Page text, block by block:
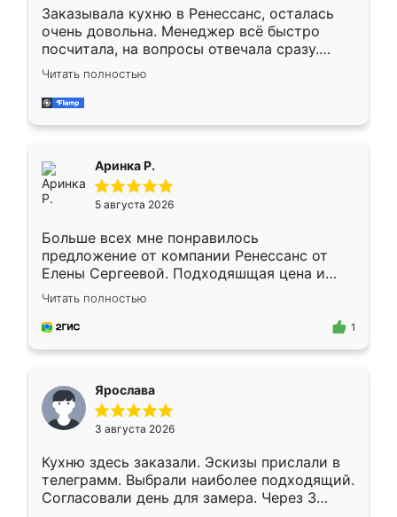
Заказывала кухню в Ренессанс, осталась
очень довольна. Менеджер всё быстро
посчитала, на вопросы отвечала сразу.
Замерщик приехал в субботу, подошёл к
делу со всей ответственностью. Собрали
за день, ребята работали аккуратно, даже
Читать полностью
Аринка Р.
5 августа 2026
Больше всех мне понравилось
предложение от компании Ренессанс от
Елены Сергеевой. Подходяшщая цена и
короткие сроки изготовления. Приехавший
для замера сотрудник Владислав
предложил по моему эскизу самый
Читать полностью
1
Ярослава
3 августа 2026
Кухню здесь заказали. Эскизы прислали в
телеграмм. Выбрали наиболее подходящий.
Согласовали день для замера. Через 3